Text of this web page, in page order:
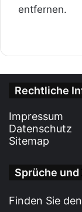
entfernen.
Rechtliche
Impressum
Datenschutz
Sitemap
Sprüche
Finden Sie